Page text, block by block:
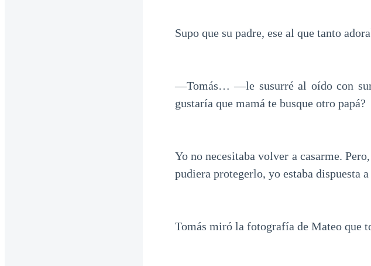
Supo que su padre, ese al que tanto
—Tomás… —le susurré al oído con
gustaría que mamá te busque otro papá?
Yo no necesitaba volver a casarme.
pudiera protegerlo, yo estaba dispuesta
Tomás miró la fotografía de Mateo que